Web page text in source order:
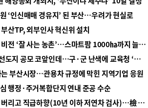
‘인신매매 경유지’ 된 부산…우려가 현실로
산TP, 외부인사 혁신위 설치
■ 경남 농정 비전 ‘잘 사는 농촌’…스마트팜 1000㏊까지 늘린다
■ 교육혁신선도지 공모 코앞인데…구·군 난색에 교육청 ‘쩔쩔’
부산시장…관용차 규정에 막힌 지역기업 응원
행정·주거복합단지 연내 준공 수순
■ 검사 신분 버리고 직급하향(10년 이하 저연차 검사)…檢 중수청행 기피